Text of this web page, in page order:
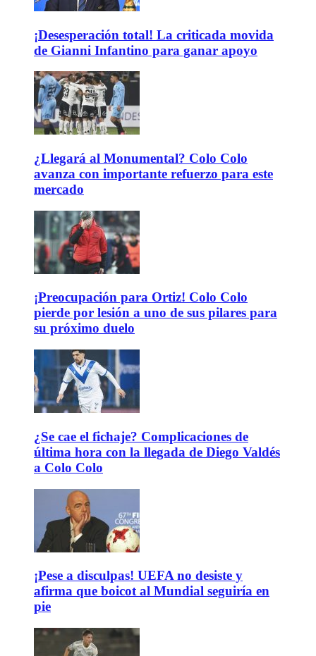
¡Desesperación total! La criticada movida
de Gianni Infantino para ganar apoyo
¿Llegará al Monumental? Colo Colo
avanza con importante refuerzo para este
mercado
¡Preocupación para Ortiz! Colo Colo
pierde por lesión a uno de sus pilares para
su próximo duelo
¿Se cae el fichaje? Complicaciones de
última hora con la llegada de Diego Valdés
a Colo Colo
¡Pese a disculpas! UEFA no desiste y
afirma que boicot al Mundial seguiría en
pie